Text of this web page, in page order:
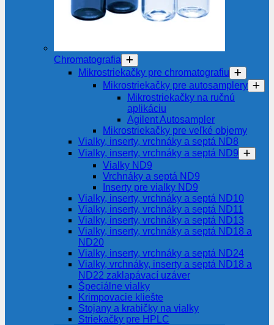
Chromatografia
Mikrostriekačky pre chromatografiu
Mikrostriekačky pre autosamplery
Mikrostriekačky na ručnú
aplikáciu
Agilent Autosampler
Mikrostriekačky pre veľké objemy
Vialky, inserty, vrchnáky a septá ND8
Vialky, inserty, vrchnáky a septá ND9
Vialky ND9
Vrchnáky a septá ND9
Inserty pre vialky ND9
Vialky, inserty, vrchnáky a septá ND10
Vialky, inserty, vrchnáky a septá ND11
Vialky, inserty, vrchnáky a septá ND13
Vialky, inserty, vrchnáky a septá ND18 a
ND20
Vialky, inserty, vrchnáky a septá ND24
Vialky, vrchnáky, inserty a septá ND18 a
ND22 zaklapávací uzáver
Špeciálne vialky
Krimpovacie kliešte
Stojany a krabičky na vialky
Striekačky pre HPLC